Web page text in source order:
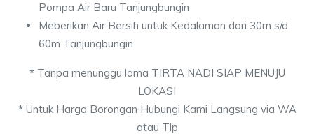
Pompa Air Baru Tanjungbungin
Meberikan Air Bersih untuk Kedalaman dari 30m s/d
60m Tanjungbungin
*Tanpa menunggu lama TIRTA NADI SIAP MENUJU
LOKASI
*Untuk Harga Borongan Hubungi Kami Langsung via WA
atau Tlp